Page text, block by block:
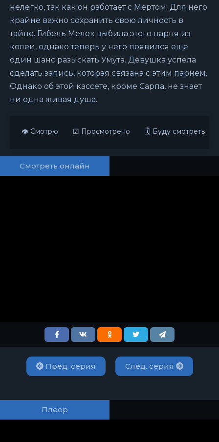
нелегко, так как он работает с Мертом. Для него
крайне важно сохранить свою личность в
тайне. Гибель Мелек выбила этого парня из
колеи, однако теперь у него появился еще
один шанс разыскать Умута. Девушка успела
сделать запись, которая связана с этим парнем.
Однако об этой кассете, кроме Сарпа, не знает
ни одна живая душа.
👁 Смотрю ☑ Просмотрено 🗓 Буду смотреть
Смотреть онлайн
Пред. серия След. серия
Плеер